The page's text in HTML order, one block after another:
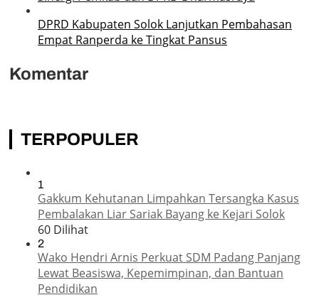
DPRD Kabupaten Solok Lanjutkan Pembahasan
Empat Ranperda ke Tingkat Pansus
Komentar
TERPOPULER
1
Gakkum Kehutanan Limpahkan Tersangka Kasus
Pembalakan Liar Sariak Bayang ke Kejari Solok
60 Dilihat
2
Wako Hendri Arnis Perkuat SDM Padang Panjang
Lewat Beasiswa, Kepemimpinan, dan Bantuan
Pendidikan